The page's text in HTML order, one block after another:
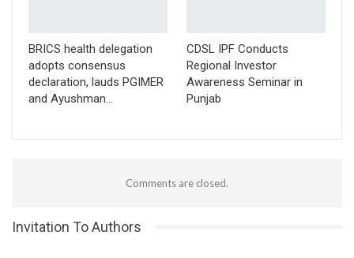
BRICS health delegation
adopts consensus
declaration, lauds PGIMER
and Ayushman…
CDSL IPF Conducts
Regional Investor
Awareness Seminar in
Punjab
Comments are closed.
Invitation To Authors